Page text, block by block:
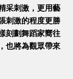
采刺激，更用藝
刺激的程度更勝
刻劃舞蹈家嚮往
也將為觀眾帶來